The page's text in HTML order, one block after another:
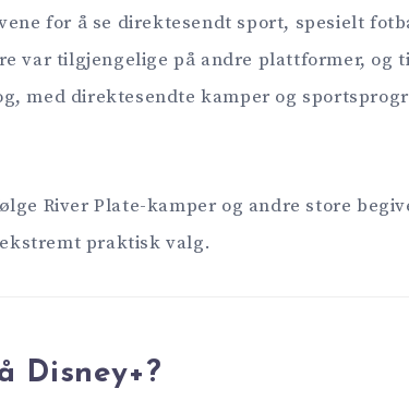
for å se direktesendt sport, spesielt
var tilgjengelige på andre plattformer, og
med direktesendte kamper og
River Plate-kamper og andre store
praktisk valg.
Disney+?